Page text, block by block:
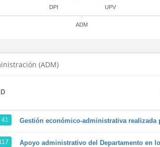
DPI UPV
ADM
(ADM)
ID
41 Gestión económico-administrativa realizada
Apoyo administrativo del Departamento en